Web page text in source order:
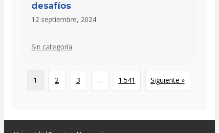
desafíos
12 septiembre, 2024
Sin categoría
1 2 3 … 1.541 Siguiente »